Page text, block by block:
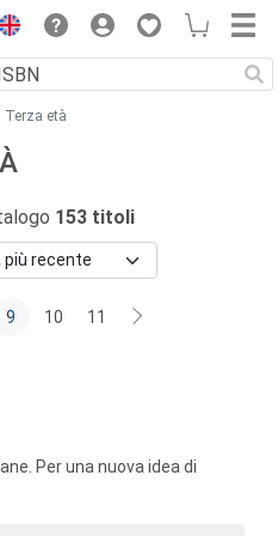
Terza età
153 titoli
9 10 11
Per una nuova idea di